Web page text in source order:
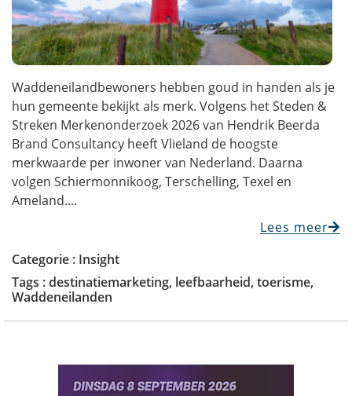
Waddeneilandbewoners hebben goud in handen als je
hun gemeente bekijkt als merk. Volgens het Steden &
Streken Merkenonderzoek 2026 van Hendrik Beerda
Brand Consultancy heeft Vlieland de hoogste
merkwaarde per inwoner van Nederland. Daarna
volgen Schiermonnikoog, Terschelling, Texel en
Ameland....
Lees meer
Categorie : Insight
Tags :destinatiemarketing, leefbaarheid, toerisme,
Waddeneilanden